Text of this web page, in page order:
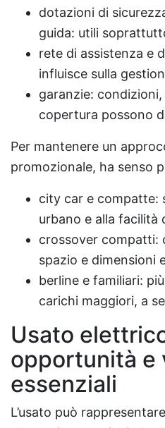
dotazioni di
guida: utili
rete di assistenza e
influisce sulla
garanzie:
copertura possono
Per mantenere un
promozionale, ha senso
city car e compatte:
urbano e alla facilità
crossover compatti:
spazio e dimensioni
berline e familiari:
carichi maggiori, a
Usato
opportunità e
essenziali
L’usato può